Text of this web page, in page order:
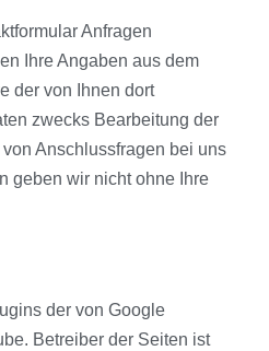
Anfragen
Ihre Angaben aus dem
der von Ihnen dort
zwecks Bearbeitung der
Anschlussfragen bei uns
geben wir nicht ohne Ihre
der von Google
Betreiber der Seiten ist